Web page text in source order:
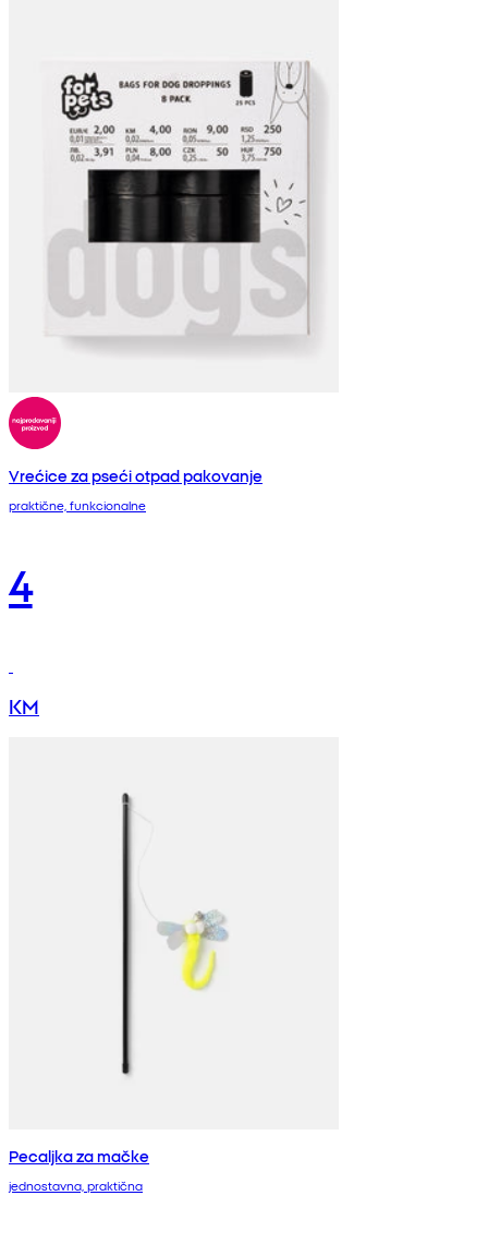
Vrećice za pseći otpad pakovanje
praktične, funkcionalne
4
KM
Pecaljka za mačke
jednostavna, praktična